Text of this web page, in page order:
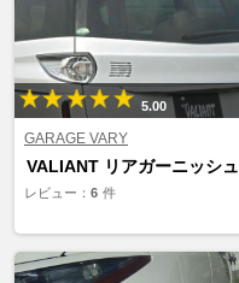
5.00
GARAGE VARY
VALIANT リアガーニッシュ
レビュー： 6 件